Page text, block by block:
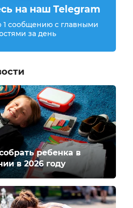
на наш Telegram
1 сообщению с главными
за день
ребенка в
в 2026 году